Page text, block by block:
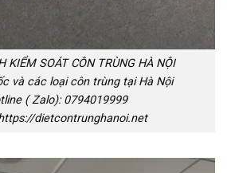
KIỂM SOÁT CÔN TRÙNG HÀ NỘI
và các loại côn trùng tại Hà Nội
( Zalo): 0794019999
dietcontrunghanoi.net